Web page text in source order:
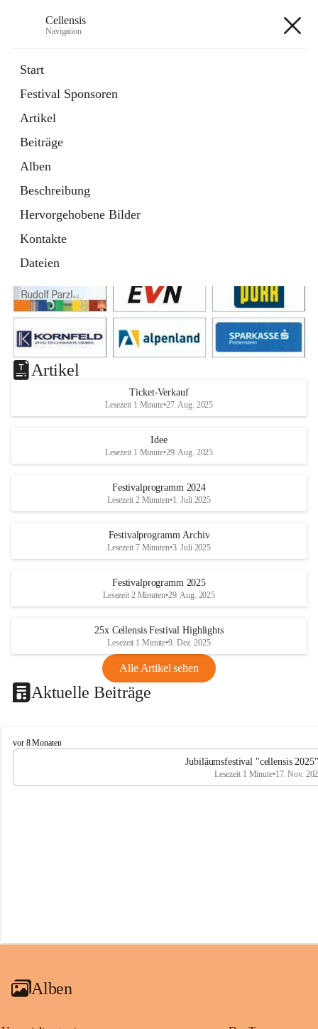
Cellensis
Navigation
Start
Festival Sponsoren
Artikel
Beiträge
Alben
Beschreibung
Hervorgehobene Bilder
Kontakte
Dateien
Festival Sponsoren
Artikel
Ticket-Verkauf
Lesezeit 1 Minute•27. Aug. 2025
Idee
Lesezeit 1 Minute•29. Aug. 2025
Festivalprogramm 2024
Lesezeit 2 Minuten•1. Juli 2025
Festivalprogramm Archiv
Lesezeit 7 Minuten•3. Juli 2025
Festivalprogramm 2025
Lesezeit 2 Minuten•29. Aug. 2025
25x Cellensis Festival Highlights
Lesezeit 1 Minute•9. Dez. 2025
Alle Artikel sehen
Aktuelle Beiträge
C
e
l
vor 8 Monaten
Jubiläumsfestival "cellensis
Lesezeit 1 Minute•17. Nov.
Alben